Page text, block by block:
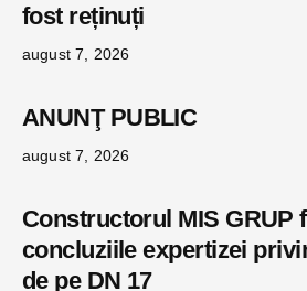
fost reținuți
august 7, 2026
ANUNŢ PUBLIC
august 7, 2026
Constructorul MIS GRUP
concluziile expertizei
de pe DN 17